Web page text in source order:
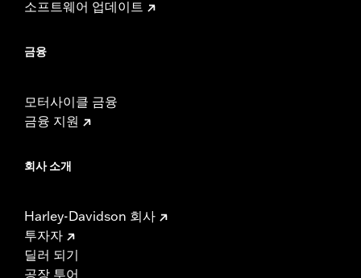
소프트웨어 업데이트
금융
모터사이클 금융
금융 지원
회사 소개
Harley-Davidson 회사
투자자
딜러 되기
공장 투어